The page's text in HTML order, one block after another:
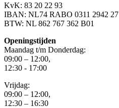
KvK: 83 20 22 93
IBAN: NL74 RABO 0311 2942 27
BTW: NL 862 767 362 B01
Openingstijden
Maandag t/m Donderdag:
09:00 – 12:00,
12:30 - 17:00
Vrijdag:
09:00 – 12:00,
12:30 – 16:30